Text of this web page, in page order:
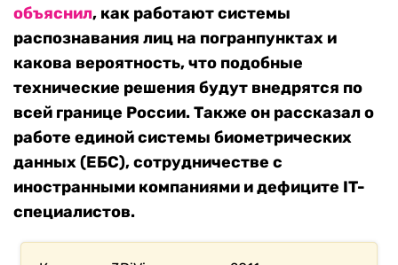
объяснил, как работают системы
распознавания лиц на погранпунктах и
какова вероятность, что подобные
технические решения будут внедрятся по
всей границе России. Также он рассказал о
работе единой системы биометрических
данных (ЕБС), сотрудничестве с
иностранными компаниями и дефиците IT-
специалистов.